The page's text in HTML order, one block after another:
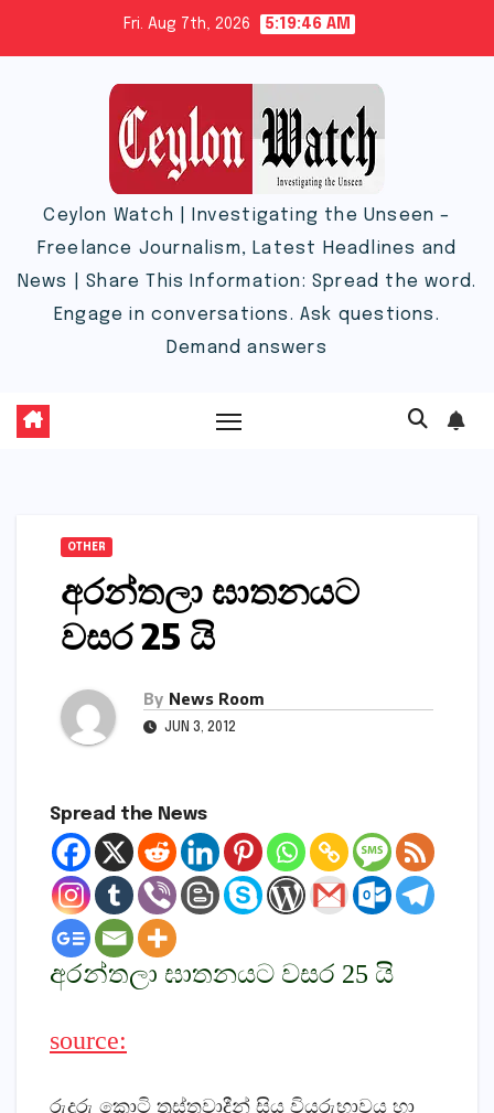
Fri. Aug 7th, 2026 5:19:48 AM
Ceylon Watch | Investigating the Unseen –
Freelance Journalism, Latest Headlines and
News | Share This Information: Spread the word.
Engage in conversations. Ask questions.
Demand answers
OTHER
අරන්තලා ඝාතනයට
වසර 25 යි
By News Room
JUN 3, 2012
Spread the News
අරන්තලා ඝාතනයට වසර 25 යි
source:
රුදුරු කොටි ත්‍රස්‌තවාදීන් සිය වියරුභාවය හා